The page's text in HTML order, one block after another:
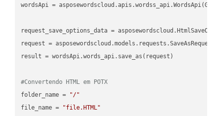
wordsApi =
request_save_options_data =
request =
result = wordsApi.words_api.save_as(request)
#Convertendo HTML em POTX
folder_name =
"/"
file_name =
"file.HTML"